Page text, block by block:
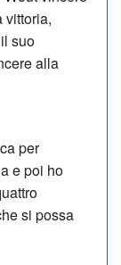
vittoria,
suo
alla
per
e poi ho
si possa